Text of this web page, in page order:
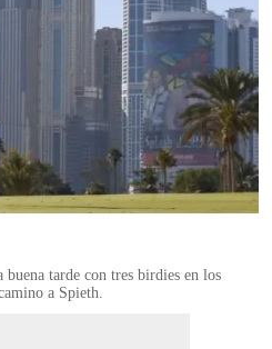
tarde con tres birdies en los
a Spieth.